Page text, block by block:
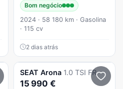
Bom negócio
2024 · 58 180 km · Gasolina
· 115 cv
2 dias atrás
SEAT Arona 1.0 TSI FR
15 990 €